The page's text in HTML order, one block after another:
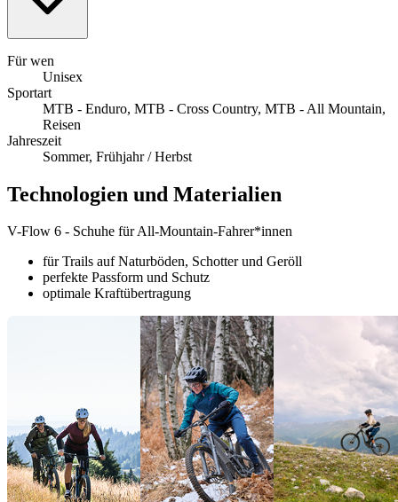
Für wen
Unisex
Sportart
MTB - Enduro, MTB - Cross Country, MTB - All Mountain,
Reisen
Jahreszeit
Sommer, Frühjahr / Herbst
Technologien und Materialien
V-Flow 6 - Schuhe für All-Mountain-Fahrer*innen
für Trails auf Naturböden, Schotter und Geröll
perfekte Passform und Schutz
optimale Kraftübertragung